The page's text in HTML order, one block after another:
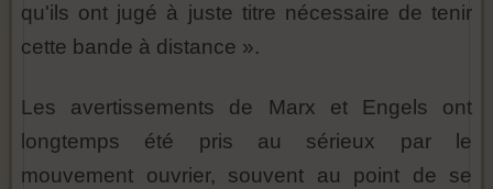
qu'ils ont jugé à juste titre nécessaire de tenir
cette bande à distance ».
Les avertissements de Marx et Engels ont
longtemps été pris au sérieux par le
mouvement ouvrier, souvent au point de se